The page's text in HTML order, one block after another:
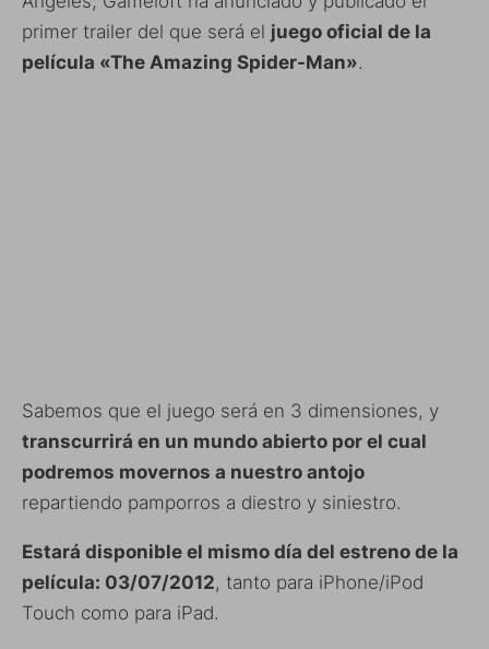
primer trailer del que será el juego oficial de la
película «The Amazing Spider-Man».
Sabemos que el juego será en 3 dimensiones, y
transcurrirá en un mundo abierto por el cual
podremos movernos a nuestro antojo
repartiendo pamporros a diestro y siniestro.
Estará disponible el mismo día del estreno de la
película: 03/07/2012, tanto para iPhone/iPod
Touch como para iPad.